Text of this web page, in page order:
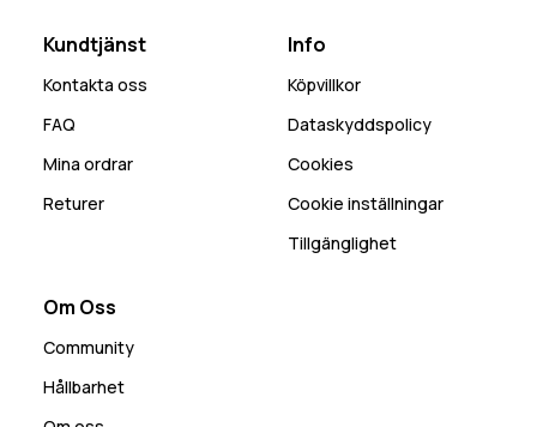
Kundtjänst
Kontakta oss
FAQ
Mina ordrar
Returer
Info
Köpvillkor
Dataskyddspolicy
Cookies
Cookie inställningar
Tillgänglighet
Om Oss
Community
Hållbarhet